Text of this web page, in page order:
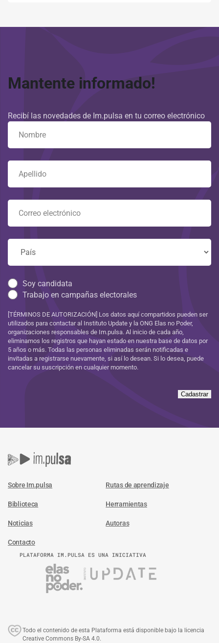
Mantente informado!
Recibí las novedades de Im.pulsa en tu correo electrónico
Soy candidata
Trabajo en campañas electorales
[TÉRMINOS DE AUTORIZACIÓN] Los datos aquí compartidos pueden ser
utilizados para contactar al Instituto Update y la ONG Elas no Poder,
organizaciones responsables de Im.pulsa. Al inicio de cada año,
eliminamos los registros que hayan estado en nuestra base de datos por
5 años o más. Todas las personas eliminadas serán notificadas e
invitadas a registrarse nuevamente, si así lo desean. Si lo desea, puede
cancelar su suscripción en cualquier momento.
Cadastrar
Sobre Im.pulsa Rutas de aprendizaje
Biblioteca Herramientas
Noticias Autoras
Contacto
PLATAFORMA IM.PULSA ES UNA INICIATIVA
Todo el contenido de esta Plataforma está disponible bajo la licencia
Creative Commons By-SA 4.0.